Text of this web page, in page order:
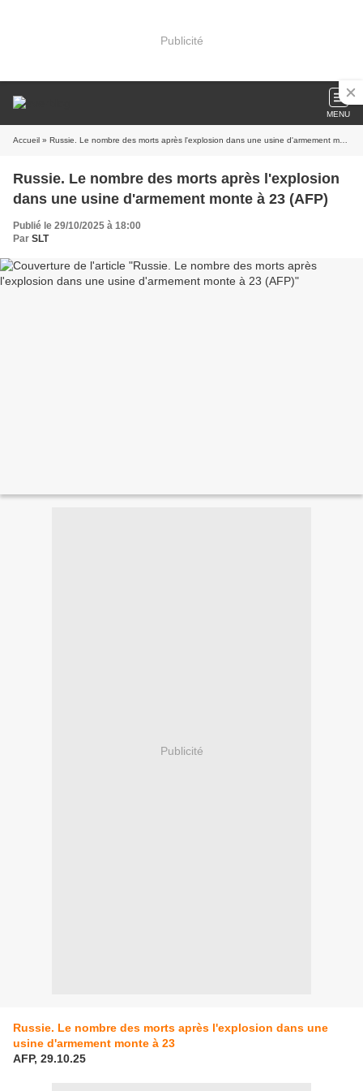
Publicité
MENU
Accueil » Russie. Le nombre des morts après l'explosion dans une usine d'armement monte à 23 (AFP)
Russie. Le nombre des morts après l'explosion
dans une usine d'armement monte à 23 (AFP)
Publié le 29/10/2025 à 18:00
Par SLT
Publicité
Russie. Le nombre des morts après l'explosion dans une
usine d'armement monte à 23
AFP, 29.10.25